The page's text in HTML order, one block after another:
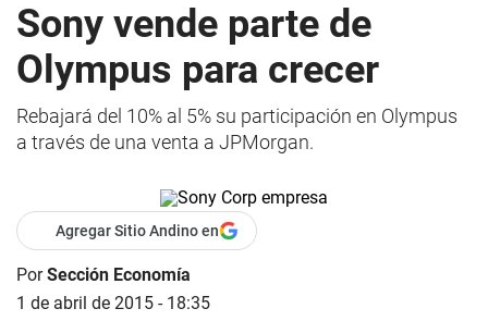
Sony vende parte de
Olympus para crecer
Rebajará del 10% al 5% su participación en Olympus
a través de una venta a JPMorgan.
Agregar Sitio Andino en
PorSección Economía
1 de abril de 2015 - 18:35